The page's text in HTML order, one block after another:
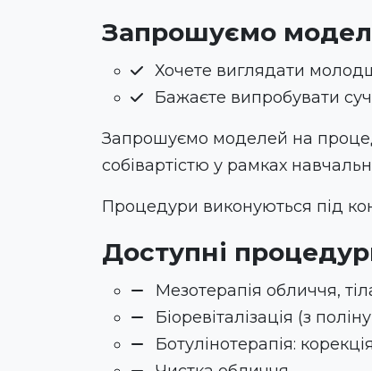
Запрошуємо
Хочете виглядати
Бажаєте випробувати
Запрошуємо моделей на
собівартістю у рамках
Процедури виконуються під
Доступні
Мезотерапія обличчя,
Біоревіталізація (з
Ботулінотерапія: